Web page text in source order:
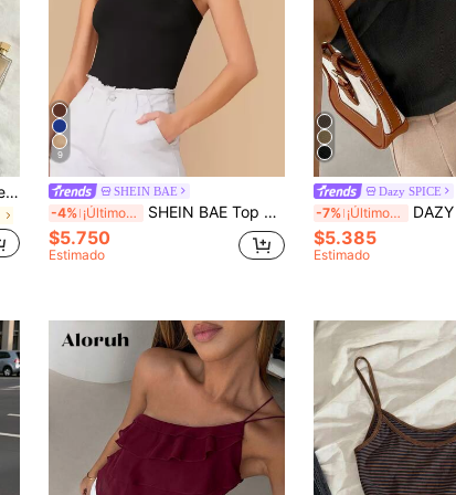
IslaSuriya Conjunto de ropa de mujer, Blusa de mujer, Camiseta sin mangas casual, Ahora, Blusas de moda, Tops estilo Y2K, Ropa estilo Y2K, Estampado floral, Blusa con estilo chino
9
SHEIN BAE
-4% ¡Últimos 3 días SHEIN BAE Top halter delgado unicolor con tiras cruzadas
$5.750
Estimado
Dazy SPICE
-7% ¡Últimos 3 días DAZY Top de tirantes ajustado sin
$5.385
Estimado